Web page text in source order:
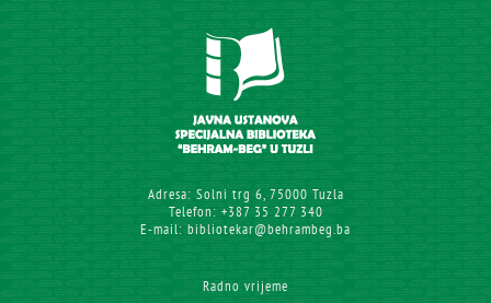
Adresa: Solni trg 6, 75000 Tuzla
Telefon: +387 35 277 340
E-mail: bibliotekar@behrambeg.ba
Radno vrijeme